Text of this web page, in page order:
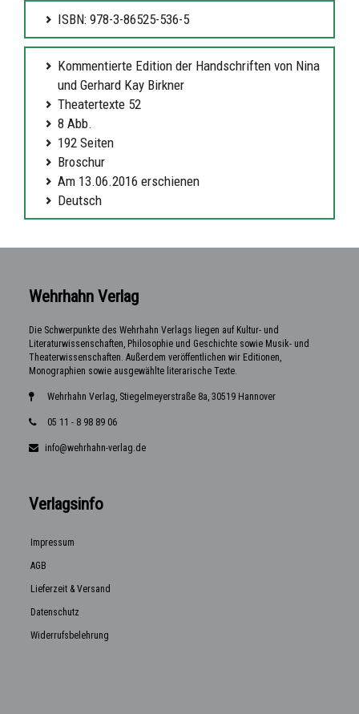
ISBN: 978-3-86525-536-5
Kommentierte Edition der Handschriften von Nina
und Gerhard Kay Birkner
Theatertexte 52
8 Abb.
192 Seiten
Broschur
Am 13.06.2016 erschienen
Deutsch
Wehrhahn Verlag
Die Schwerpunkte des Wehrhahn Verlags liegen auf Kultur- und
Literaturwissenschaften, Philosophie und Geschichte sowie Musik- und
Theaterwissenschaften. Außerdem veröffentlichen wir Editionen,
Monographien sowie ausgewählte literarische Texte.
Wehrhahn Verlag, Stiegelmeyerstraße 8a, 30519 Hannover
05 11 - 8 98 89 06
info@wehrhahn-verlag.de
Verlagsinfo
Impressum
AGB
Lieferzeit & Versand
Datenschutz
Widerrufsbelehrung